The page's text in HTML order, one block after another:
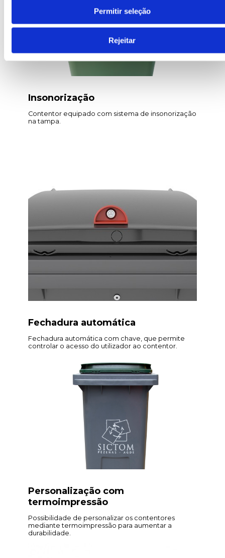
Permitir seleção
Rejeitar
Insonorização
Contentor equipado com sistema de insonorização
na tampa.
Fechadura automática
Fechadura automática com chave, que permite
controlar o acesso do utilizador ao contentor.
Personalização com
termoimpressão
Possibilidade de personalizar os contentores
mediante termoimpressão para aumentar a
durabilidade.